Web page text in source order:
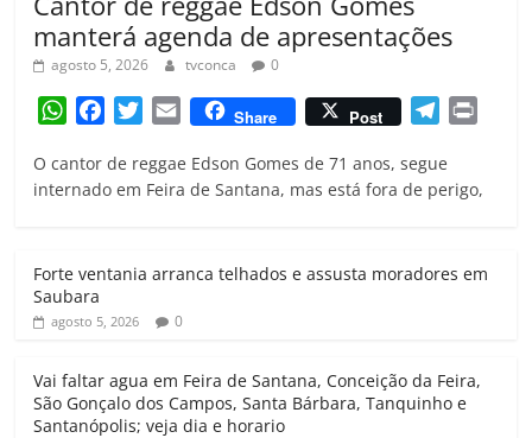
manterá agenda de apresentações
agosto 5, 2026 tvconca 0
W
a
t
p
p
c
e
o
i
t
r
a
i
Share Post
l
e
a
n
O cantor de reggae Edson Gomes de 71 anos, segue
internado em Feira de Santana, mas está fora de perigo,
Forte ventania arranca telhados e assusta moradores em
Saubara
agosto 5, 2026 0
Vai faltar agua em Feira de Santana, Conceição da Feira,
São Gonçalo dos Campos, Santa Bárbara, Tanquinho e
Santanópolis; veja dia e horario